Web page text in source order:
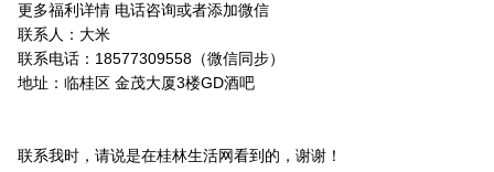
更多福利详情 电话咨询或者添加微信
联系人：大米
联系电话：18577309558（微信同步）
地址：临桂区 金茂大厦3楼GD酒吧
联系我时，请说是在桂林生活网看到的，谢谢！